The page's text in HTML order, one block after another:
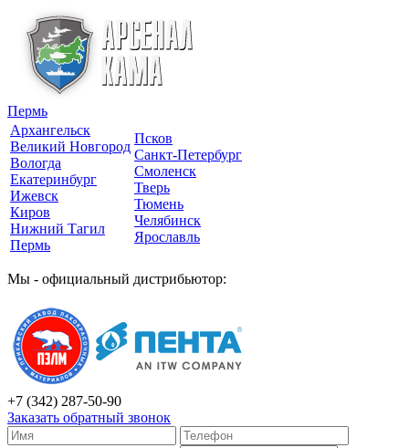
Пермь
Архангельск
Великий Новгород
Вологда
Екатеринбург
Ижевск
Киров
Нижний Тагил
Пермь
Псков
Санкт-Петербург
Смоленск
Тверь
Тюмень
Челябинск
Ярославль
Мы - официальный дистрибьютор:
+7 (342) 287-50-90
Заказать обратный звонок